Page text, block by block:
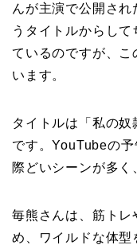
んが主演で公開さ
うタイトルからし
ているのですが、こ
います。
タイトルは「私の奴
です。YouTubeの
際どいシーンが多く
毎熊さんは、筋トレ
め、ワイルドな体型